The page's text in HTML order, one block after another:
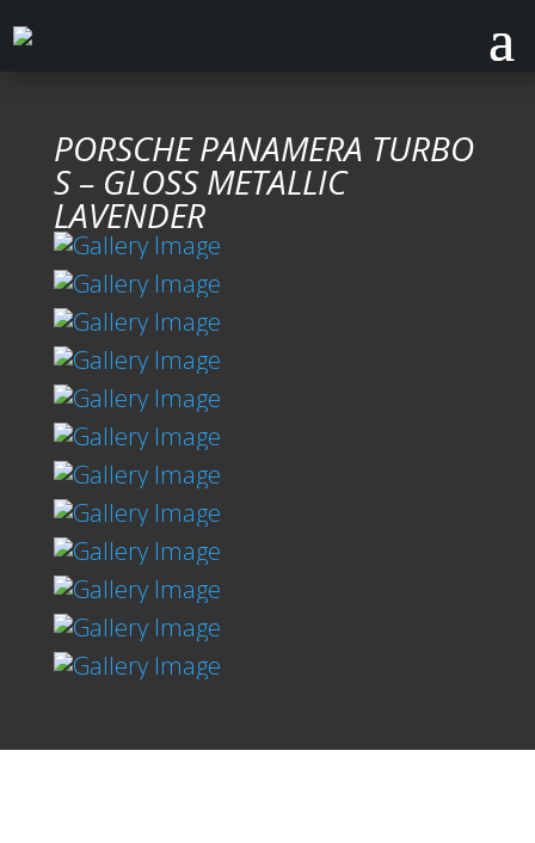
PORSCHE PANAMERA TURBO
S – GLOSS METALLIC
LAVENDER